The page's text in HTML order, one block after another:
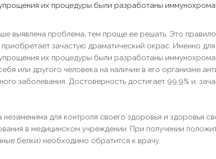
их процедуры были разработаны
выявлена проблема, тем проще ее решать. Это
зачастую драматический окрас. Именно
их процедуры были разработаны
или другого человека на наличие в его организме
заболевания. Достоверность достигает 99,9% и,
для контроля своего здоровья и здоровья
в медицинском учреждении. При получении
белки) необходимо обратится к врачу.